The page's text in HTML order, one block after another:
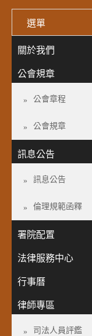
選單
關於我們
公會規章
公會章程
公會規章
訊息公告
訊息公告
倫理規範函釋
署院配置
法律服務中心
行事曆
律師專區
司法人員評鑑